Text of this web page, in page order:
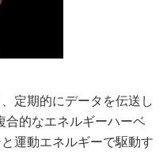
定期的にデータを伝送し
合的なエネルギーハーベ
運動エネルギーで駆動す